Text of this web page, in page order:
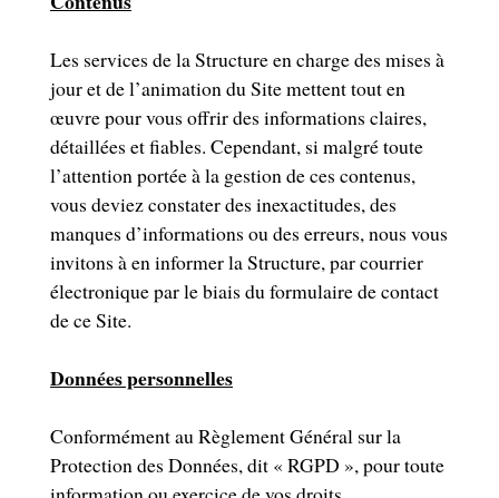
Les services de la Structure en charge des mises à
jour et de l’animation du Site mettent tout en
œuvre pour vous offrir des informations claires,
détaillées et fiables. Cependant, si malgré toute
l’attention portée à la gestion de ces contenus,
vous deviez constater des inexactitudes, des
manques d’informations ou des erreurs, nous vous
invitons à en informer la Structure, par courrier
électronique par le biais du formulaire de contact
de ce Site.
Données personnelles
Conformément au Règlement Général sur la
Protection des Données, dit « RGPD », pour toute